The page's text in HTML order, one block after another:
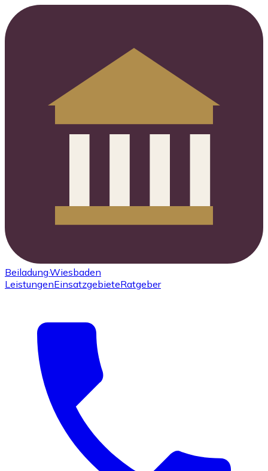
Beiladung·Wiesbaden
LeistungenEinsatzgebieteRatgeber